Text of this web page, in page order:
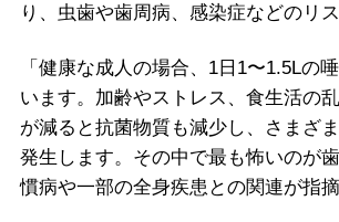
り、虫歯や歯周病、感染症などのリス
「健康な成人の場合、1日1〜1.5Lの
います。加齢やストレス、食生活の
が減ると抗菌物質も減少し、さまざ
発生します。その中で最も怖いのが
慣病や一部の全身疾患との関連が指摘